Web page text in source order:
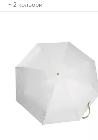
+ 2 кольори